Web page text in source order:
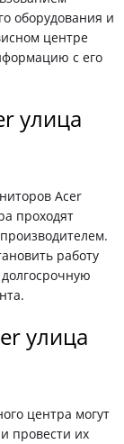
оборудования и
центре
с его
улица
Acer
проходят
работу
улица
центра могут
провести их